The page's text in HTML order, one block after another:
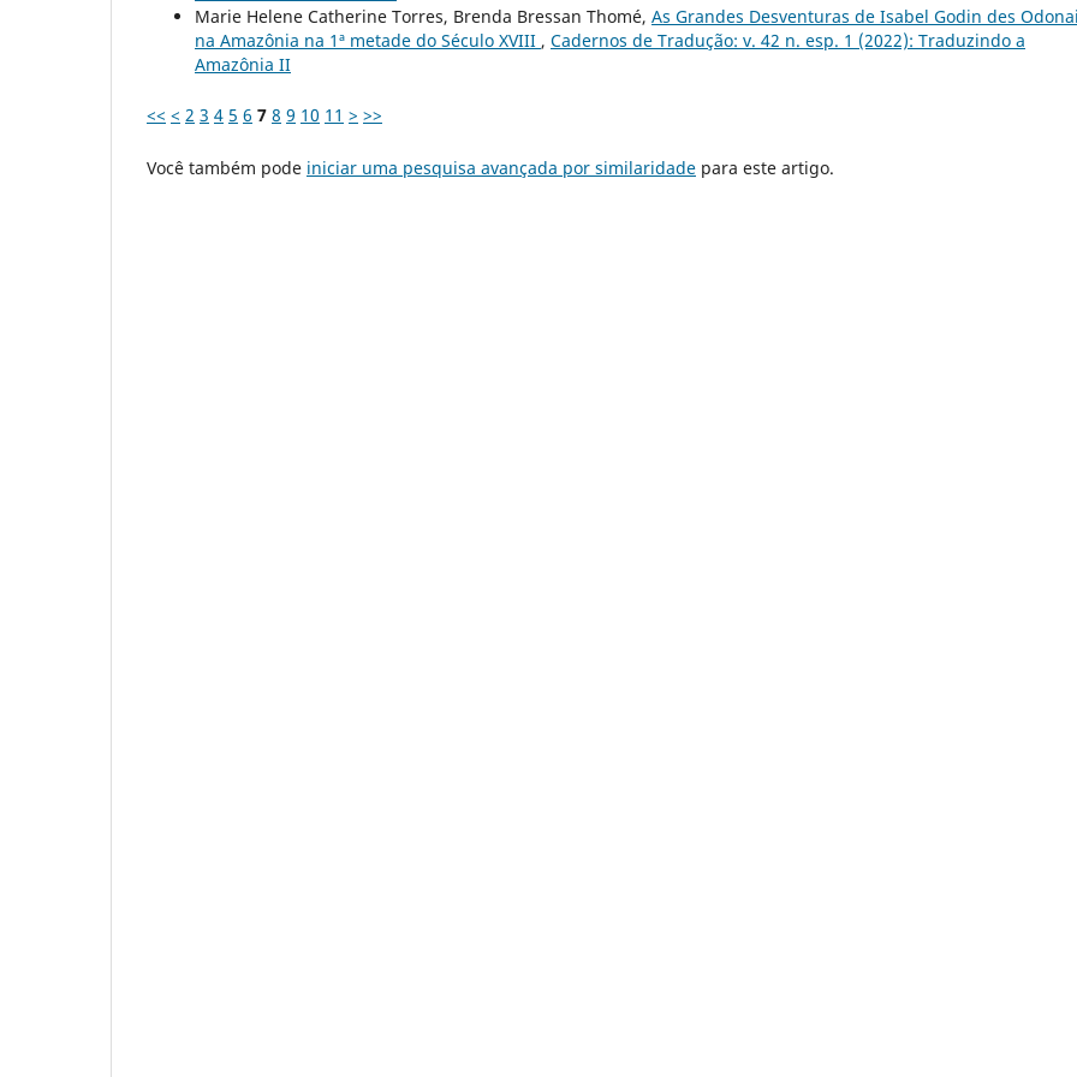
Marie Helene Catherine Torres, Brenda Bressan Thomé, As Grandes Desventuras de Isabel Godin des
na Amazônia na 1ª metade do Século XVIII , Cadernos de Tradução: v. 42 n. esp. 1 (2022): Traduzindo a
Amazônia II
<< < 2 3 4 5 6 7 8 9 10 11 > >>
Você também pode iniciar uma pesquisa avançada por similaridade para este artigo.